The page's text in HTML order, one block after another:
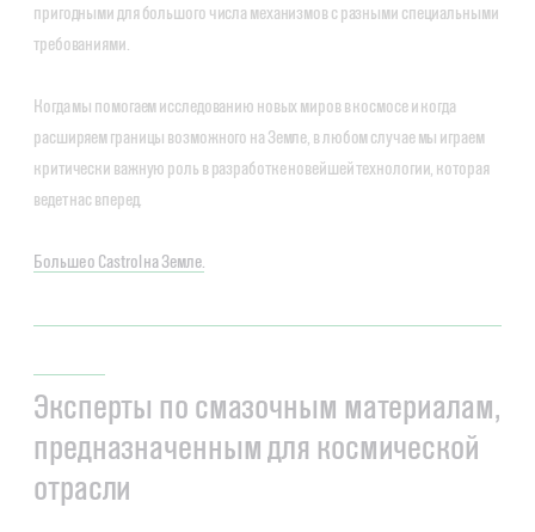
пригодными для большого числа механизмов с разными специальными
требованиями.
Когда мы помогаем исследованию новых миров в космосе и когда
расширяем границы возможного на Земле, в любом случае мы играем
критически важную роль в разработке новейшей технологии, которая
ведет нас вперед.
Больше о Castrol на Земле.
Эксперты по смазочным материалам,
предназначенным для космической
отрасли